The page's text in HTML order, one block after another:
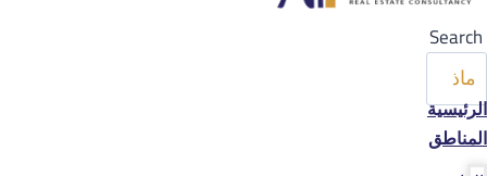
Search
الرئيسية
المناطق